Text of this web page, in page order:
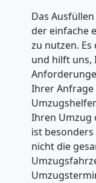
Das
der einfache
zu nutzen.
und hilft uns,
Ihrer
Ihren Umzug
ist
nicht die